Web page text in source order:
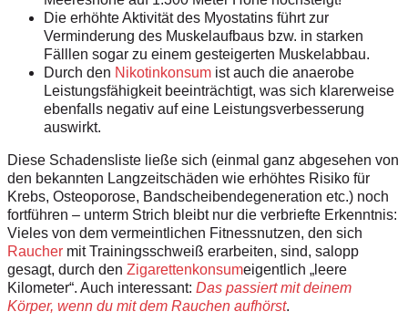
Die erhöhte Aktivität des Myostatins führt zur
Verminderung des Muskelaufbaus bzw. in starken
Fälllen sogar zu einem gesteigerten Muskelabbau.
Durch den Nikotinkonsum ist auch die anaerobe
Leistungsfähigkeit beeinträchtigt, was sich klarerweise
ebenfalls negativ auf eine Leistungsverbesserung
auswirkt.
Diese Schadensliste ließe sich (einmal ganz abgesehen von
den bekannten Langzeitschäden wie erhöhtes Risiko für
Krebs, Osteoporose, Bandscheibendegeneration etc.) noch
fortführen – unterm Strich bleibt nur die verbriefte Erkenntnis:
Vieles von dem vermeintlichen Fitnessnutzen, den sich
Raucher mit Trainingsschweiß erarbeiten, sind, salopp
gesagt, durch den Zigarettenkonsumeigentlich „leere
Kilometer“. Auch interessant: Das passiert mit deinem
Körper, wenn du mit dem Rauchen aufhörst.